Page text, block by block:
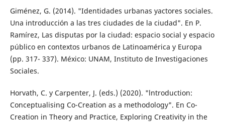
Giménez, G. (2014). "Identidades urbanas yac­tores sociales.
Una introducción a las tres ciudades de la ciudad". En P.
Ramírez, Las disputas por la ciudad: espacio social y espacio
público en contextos urbanos de Latinoamérica y Europa
(pp. 317- 337). México: UNAM, Instituto de Investigaciones
Sociales.
Horvath, C. y Carpenter, J. (eds.) (2020). "ln­troduction:
Conceptualising Co-Creation as a methodology". En Co-
Creation in Theory and Practice, Exploring Creativity in the